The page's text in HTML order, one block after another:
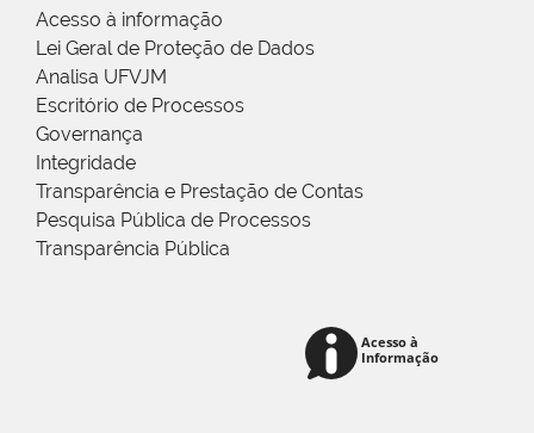
Acesso à informação
Lei Geral de Proteção de Dados
Analisa UFVJM
Escritório de Processos
Governança
Integridade
Transparência e Prestação de Contas
Pesquisa Pública de Processos
Transparência Pública